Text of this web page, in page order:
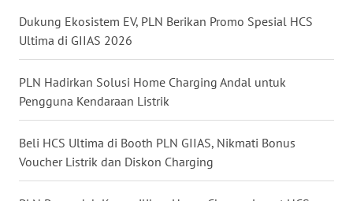
Dukung Ekosistem EV, PLN Berikan Promo Spesial HCS
Ultima di GIIAS 2026
PLN Hadirkan Solusi Home Charging Andal untuk
Pengguna Kendaraan Listrik
Beli HCS Ultima di Booth PLN GIIAS, Nikmati Bonus
Voucher Listrik dan Diskon Charging
SUMSEL
WN
BENGKULU
WN
LAMPUNG
WN